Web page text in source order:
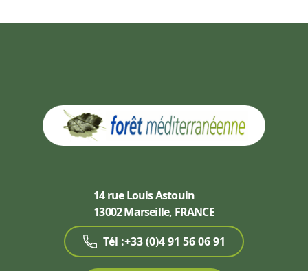
14 rue Louis Astouin
13002 Marseille, FRANCE
Tél :+33 (0)4 91 56 06 91